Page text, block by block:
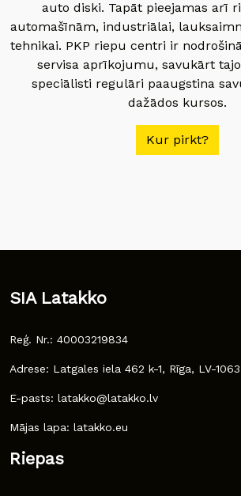
auto diski. Tapāt pieejamas arī
automašīnām, industriālai,
tehnikai. PKP riepu centri ir
servisa aprīkojumu, savukārt
speciālisti regulāri paaugstina
dažādos kursos.
Kur pirkt?
SIA Latakko
Reģ. Nr.: 40003219834
Adrese: Latgales iela 462 k-1, Rīga, LV-1063
E-pasts: latakko@latakko.lv
Mājas lapa: latakko.eu
Riepas